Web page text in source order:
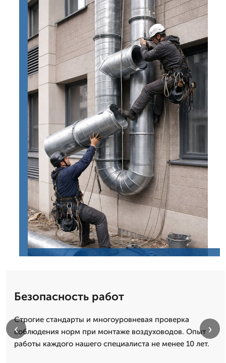
Безопасность работ
Строгие стандарты и многоуровневая проверка
соблюдения норм при монтаже воздуховодов. Опыт
работы каждого нашего специалиста не менее 10 лет.
‹ ›